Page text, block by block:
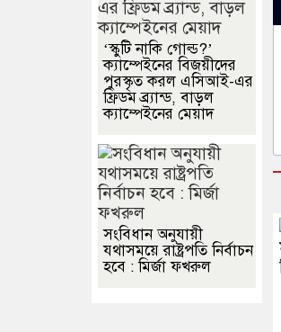
‘স্কুটি নাকি গোল্ড?’
ক্যাম্পেইনের বিজয়ীদের
পুরস্কৃত করল এসিআই-এর
ফ্রিডম ব্র্যান্ড, বাড়ল
ক্যাম্পেইনের মেয়াদ
সংবিধান অনুযায়ী
যথাসময়ে রাষ্ট্রপতি নির্বাচন
হবে : মির্জা ফখরুল